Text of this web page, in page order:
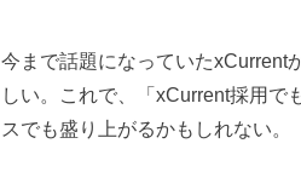
今まで話題になっていたxCurrent
しい。これで、「xCurrent採用で
スでも盛り上がるかもしれない。